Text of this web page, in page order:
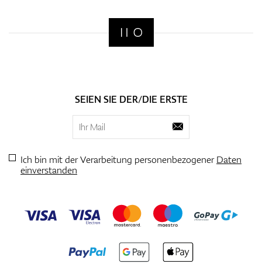
SEIEN SIE DER/DIE ERSTE
Ich bin mit der Verarbeitung personenbezogenerDaten
einverstanden